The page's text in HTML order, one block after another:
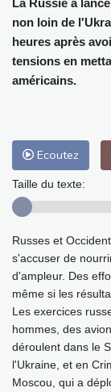
non loin de
heures après
tensions en
américains.
Ecoutez
Taille du texte:
Russes et
s'accuser de
d'ampleur. Des
même si les
Les exercices
hommes, des
déroulent dans le
l'Ukraine, et en
Moscou, qui a